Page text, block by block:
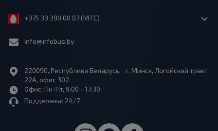
+375 33 390 00 07 (МТС)
info@infobus.by
220090, Республика Беларусь, г. Минск, Логойский тракт,
22А, офис 302.
Офис: Пн-Пт, 9:00 - 17:30
Поддержка: 24/7